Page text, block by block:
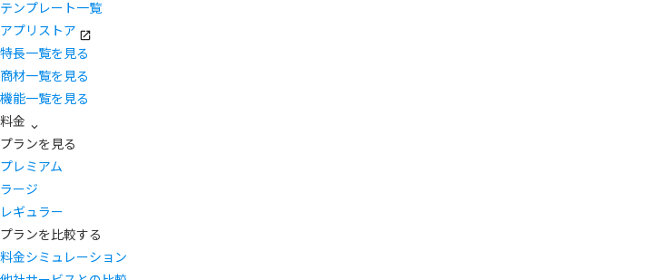
テンプレート一覧
アプリストア
特長一覧を見る
商材一覧を見る
機能一覧を見る
料金
プランを見る
プレミアム
ラージ
レギュラー
プランを比較する
料金シミュレーション